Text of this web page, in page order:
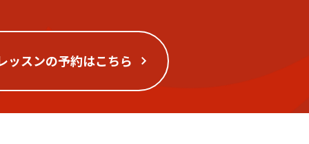
ッスンの予約はこちら